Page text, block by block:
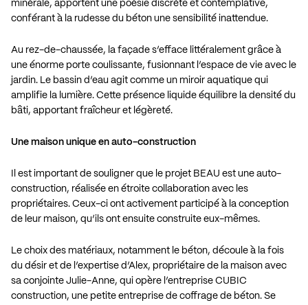
minérale, apportent une poésie discrète et contemplative,
conférant à la rudesse du béton une sensibilité inattendue.
Au rez-de-chaussée, la façade s’efface littéralement grâce à
une énorme porte coulissante, fusionnant l’espace de vie avec le
jardin. Le bassin d’eau agit comme un miroir aquatique qui
amplifie la lumière. Cette présence liquide équilibre la densité du
bâti, apportant fraîcheur et légèreté.
Une maison unique en auto-construction
Il est important de souligner que le projet BEAU est une auto-
construction, réalisée en étroite collaboration avec les
propriétaires. Ceux-ci ont activement participé à la conception
de leur maison, qu’ils ont ensuite construite eux-mêmes.
Le choix des matériaux, notamment le béton, découle à la fois
du désir et de l’expertise d’Alex, propriétaire de la maison avec
sa conjointe Julie-Anne, qui opère l’entreprise CUBIC
construction, une petite entreprise de coffrage de béton. Se